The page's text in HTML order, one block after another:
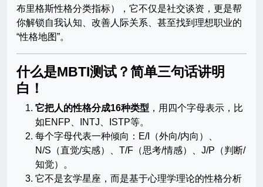
布里格斯性格分类指标），它不仅是社交谈资，更是帮
你解锁自我认知、改善人际关系、甚至找到理想职业的
“性格地图”。
什么是MBTI测试？简单三句话讲明
白！
它把人的性格分成16种类型 ，用四个字母表示，比
如ENFP、INTJ、ISTP等。
每个字母代表一种倾向：E/I（外向/内向）、
N/S（直觉/实感）、T/F（思考/情感）、J/P（判断/
知觉）。
它不是玄学星座，而是基于心理学理论的性格分析